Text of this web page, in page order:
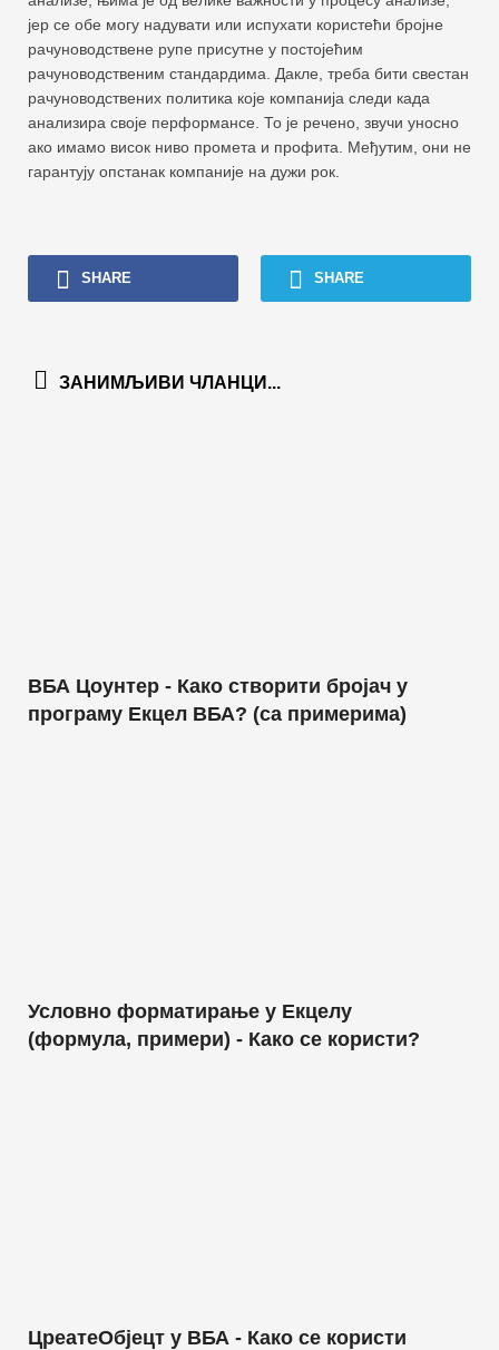
јер се обе могу надувати или испухати користећи бројне
рачуноводствене рупе присутне у постојећим
рачуноводственим стандардима. Дакле, треба бити свестан
рачуноводствених политика које компанија следи када
анализира своје перформансе. То је речено, звучи уносно
ако имамо висок ниво промета и профита. Међутим, они не
гарантују опстанак компаније на дужи рок.
SHARE SHARE
ЗАНИМЉИВИ ЧЛАНЦИ...
ВБА Цоунтер - Како створити бројач у
програму Екцел ВБА? (са примерима)
Условно форматирање у Екцелу
(формула, примери) - Како се користи?